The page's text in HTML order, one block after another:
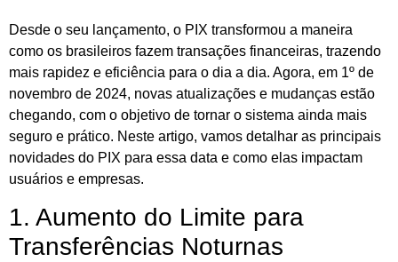
Desde o seu lançamento, o PIX transformou a maneira
como os brasileiros fazem transações financeiras, trazendo
mais rapidez e eficiência para o dia a dia. Agora, em 1º de
novembro de 2024, novas atualizações e mudanças estão
chegando, com o objetivo de tornar o sistema ainda mais
seguro e prático. Neste artigo, vamos detalhar as principais
novidades do PIX para essa data e como elas impactam
usuários e empresas.
1. Aumento do Limite para
Transferências Noturnas